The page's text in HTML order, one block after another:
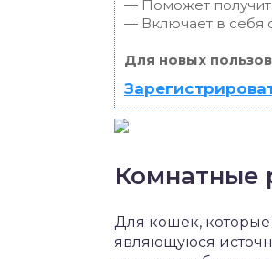
— Поможет
— Включает в себя
Для новых
Комнатные
Для кошек, которые
являющуюся